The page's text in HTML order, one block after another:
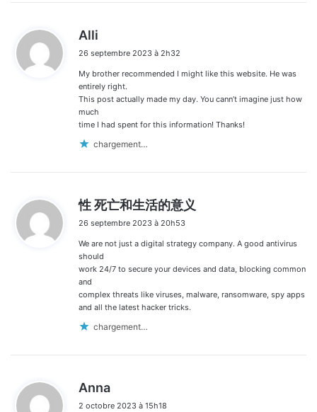
Alli
t
:
26 septembre 2023 à 2h32
My brother recommended I might like this website. He was
entirely right.
This post actually made my day. You cann’t imagine just how
much
time I had spent for this information! Thanks!
chargement…
性 死亡和生活的意义
26 septembre 2023 à 20h53
We are not just a digital strategy company. A good antivirus
should
work 24/7 to secure your devices and data, blocking common
and
complex threats like viruses, malware, ransomware, spy apps
and all the latest hacker tricks.
chargement…
Anna
t
2 octobre 2023 à 15h18